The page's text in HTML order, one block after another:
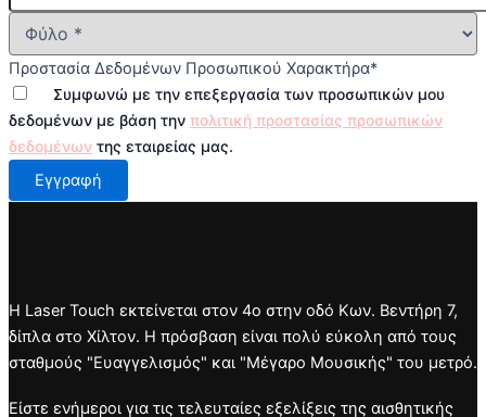
Προστασία Δεδομένων Προσωπικού Χαρακτήρα*
Συμφωνώ με την επεξεργασία των προσωπικών μου
δεδομένων με βάση την πολιτική προστασίας προσωπικών
δεδομένων της εταιρείας μας.
Εγγραφή
Η Laser Touch εκτείνεται στον 4ο στην οδό Κων. Βεντήρη 7,
δίπλα στο Χίλτον. Η πρόσβαση είναι πολύ εύκολη από τους
σταθμούς "Ευαγγελισμός" και "Μέγαρο Μουσικής" του μετρό.
Είστε ενήμεροι για τις τελευταίες εξελίξεις της αισθητικής